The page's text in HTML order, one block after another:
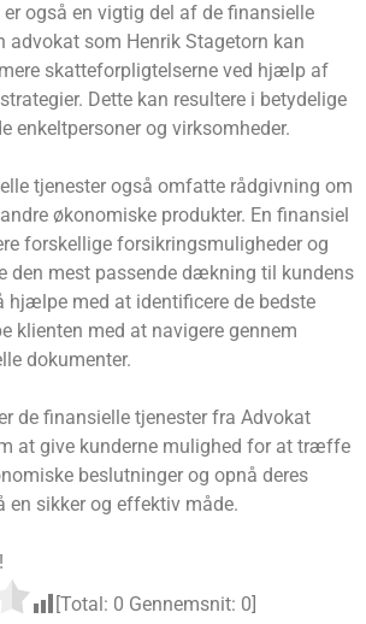
også en vigtig del af de finansielle
advokat som Henrik Stagetorn kan
skatteforpligtelserne ved hjælp af
Dette kan resultere i betydelige
enkeltpersoner og virksomheder.
tjenester også omfatte rådgivning om
økonomiske produkter. En finansiel
forskellige forsikringsmuligheder og
den mest passende dækning til kundens
hjælpe med at identificere de bedste
klienten med at navigere gennem
dokumenter.
de finansielle tjenester fra Advokat
at give kunderne mulighed for at træffe
beslutninger og opnå deres
en sikker og effektiv måde.
[Total: 0 Gennemsnit: 0